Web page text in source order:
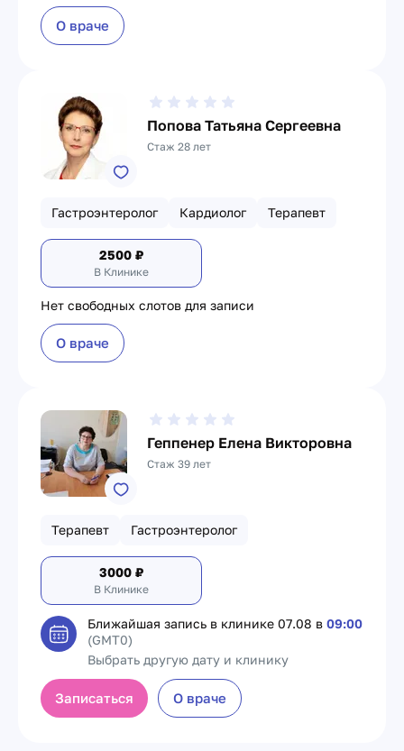
О враче
Попова Татьяна Сергеевна
Стаж 28 лет
Гастроэнтеролог Кардиолог Терапевт
2500 ₽
В Клинике
Нет свободных слотов для записи
О враче
Геппенер Елена Викторовна
Стаж 39 лет
Терапевт Гастроэнтеролог
3000 ₽
В Клинике
Ближайшая запись в клинике 07.08 в 09:00
(GMT0)
Выбрать другую дату и клинику
Записаться О враче